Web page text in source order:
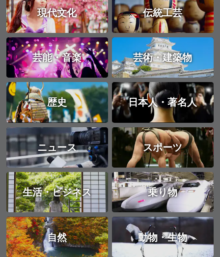
現代文化 伝統工芸
芸能・音楽 芸術・建築物
歴史 日本人・著名人
ニュース スポーツ
生活・ビジネス 乗り物
自然 動物・生物